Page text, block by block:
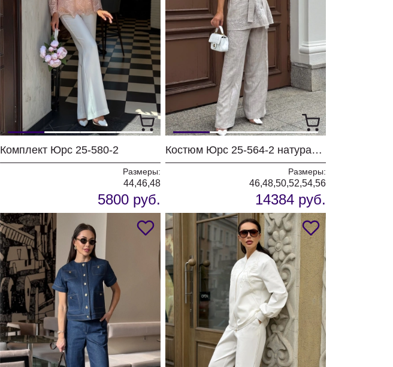
Комплект Юрс 25-580-2
Размеры:
44,46,48
5800 руб.
Костюм Юрс 25-564-2 натуральный
Размеры:
46,48,50,52,54,56
14384 руб.